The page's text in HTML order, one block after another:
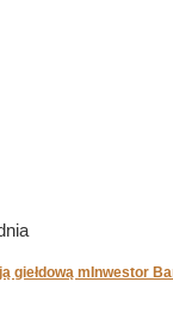
giełdową mInwestor